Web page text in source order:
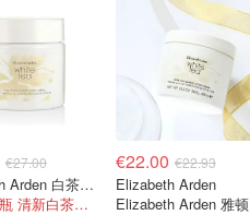
€27.00
Elizabeth Arden 白茶身体乳 400 ml
400ml大瓶 清新白茶不粘腻，适合夏天
€22.00 €22.93
Elizabeth Arden
Elizabeth Arden 雅